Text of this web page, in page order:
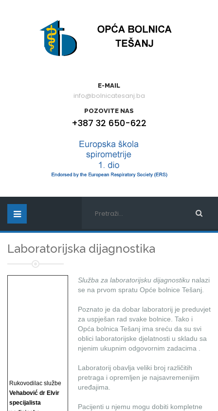
E-MAIL
info@bolnicatesanj.ba
POZOVITE NAS
+387 32 650-622
Laboratorijska dijagnostika
Rukovodilac službe
Vehabović dr Elvir
specijalista
Služba za laboratorijsku dijagnostiku nalazi
se na prvom spratu Opće bolnice Tešanj.
Poznato je da dobar laboratorij je preduvjet
za uspješan rad svake bolnice. Tako i
Opća bolnica Tešanj ima sreću da su svi
oblici laboratorijske djelatnosti u skladu sa
njenim ukupnim odgovornim zadacima .
Laboratorij obavlja veliki broj različitih
pretraga i opremljen je najsavremenijim
uređajima.
Pacijenti u njemu mogu dobiti kompletne